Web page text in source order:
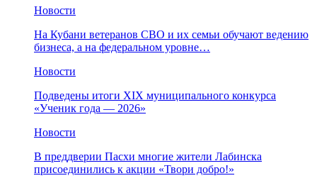
Новости
На Кубани ветеранов СВО и их семьи обучают ведению
бизнеса, а на федеральном уровне…
Новости
Подведены итоги XIX муниципального конкурса
«Ученик года — 2026»
Новости
В преддверии Пасхи многие жители Лабинска
присоединились к акции «Твори добро!»